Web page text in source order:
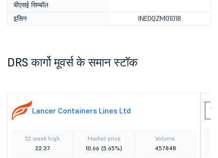
बीएसई सिम्बॉल
इसिन
INE0QZM01018
DRS कार्गो मूवर्स के समान स्टॉक
Lancer Containers Lines Ltd
52 week high
22.37
Market price
10.66 (5.65%)
Volume
457848
W